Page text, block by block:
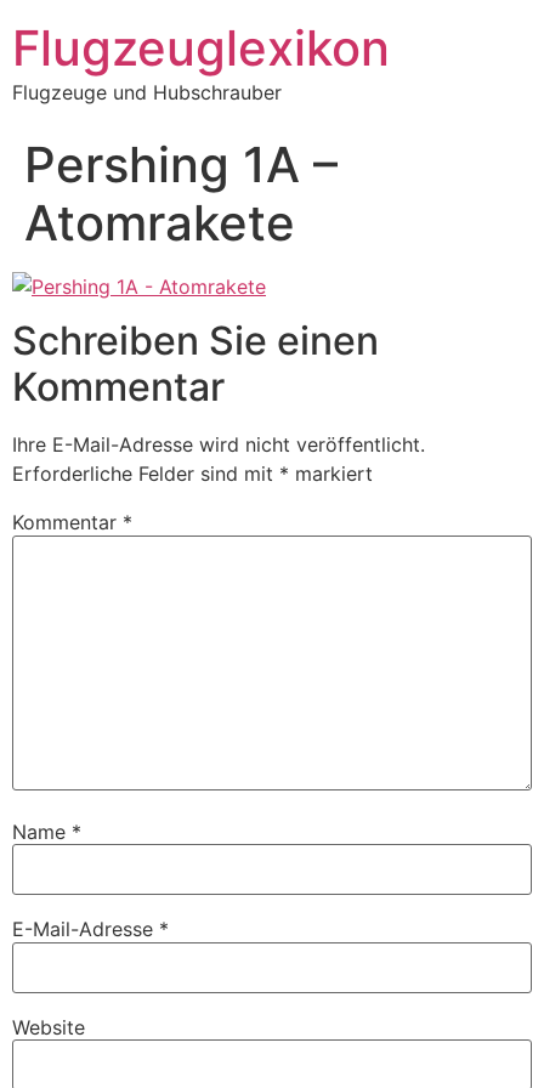
Inhalt
springen
Flugzeuglexikon
Flugzeuge und Hubschrauber
Pershing 1A –
Atomrakete
Schreiben Sie einen
Kommentar
Ihre E-Mail-Adresse wird nicht veröffentlicht.
Erforderliche Felder sind mit * markiert
Kommentar *
Name *
E-Mail-Adresse *
Website